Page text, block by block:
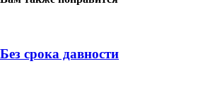
Без срока давности